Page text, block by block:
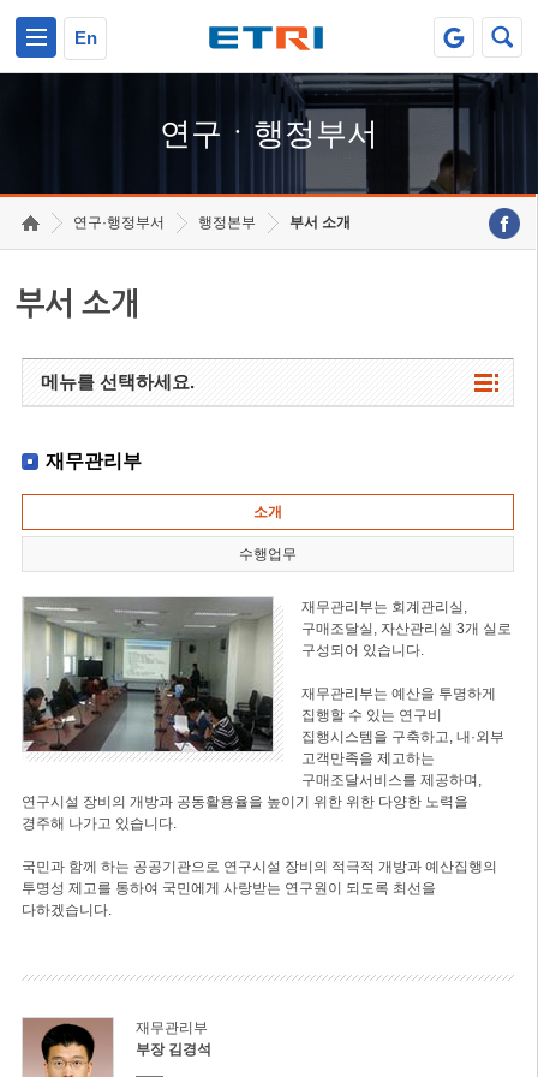
En
연구ㆍ행정부서
연구·행정부서 행정본부 부서 소개
부서 소개
메뉴를 선택하세요.
재무관리부
소개
수행업무
재무관리부는 회계관리실,
구매조달실, 자산관리실 3개 실로
구성되어 있습니다.
재무관리부는 예산을 투명하게
집행할 수 있는 연구비
집행시스템을 구축하고, 내·외부
고객만족을 제고하는
구매조달서비스를 제공하며,
연구시설 장비의 개방과 공동활용율을 높이기 위한 위한 다양한 노력을
경주해 나가고 있습니다.
국민과 함께 하는 공공기관으로 연구시설 장비의 적극적 개방과 예산집행의
투명성 제고를 통하여 국민에게 사랑받는 연구원이 되도록 최선을
다하겠습니다.
재무관리부
부장 김경석